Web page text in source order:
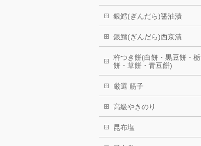
銀鱈(ぎんだら)醤油漬
銀鱈(ぎんだら)西京漬
杵つき餅(白餅・黒豆餅・栃
餅・草餅・青豆餅)
厳選 筋子
高級やきのり
昆布塩